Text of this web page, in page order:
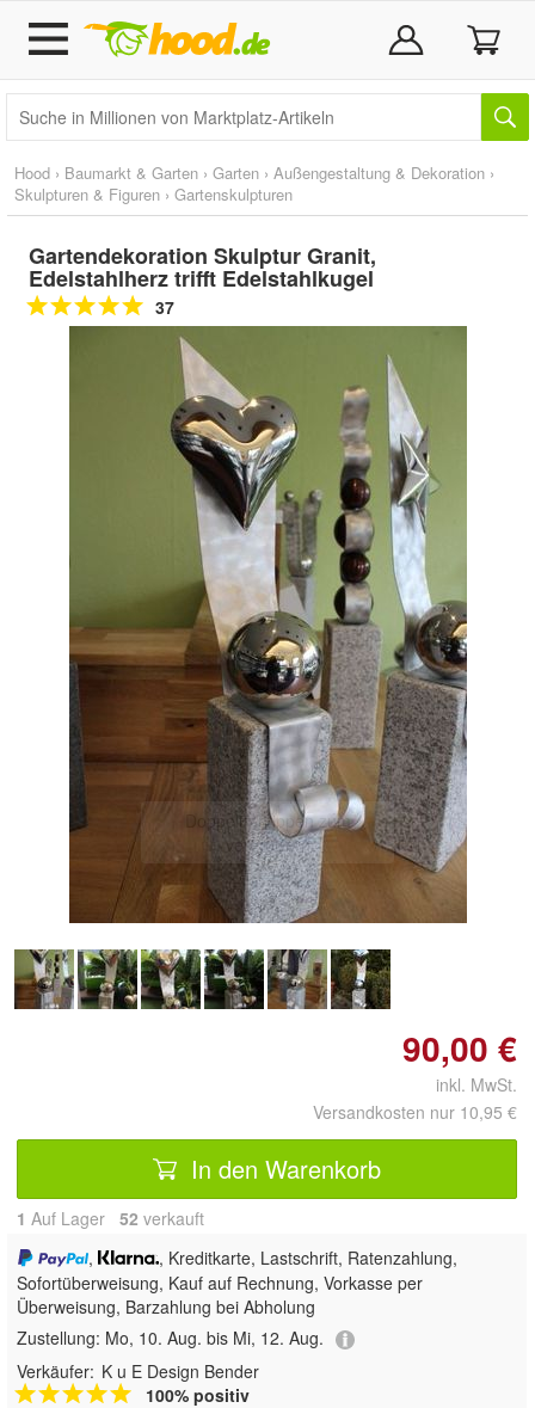
Hood › Baumarkt & Garten › Garten › Außengestaltung & Dekoration ›
Skulpturen & Figuren › Gartenskulpturen
Gartendekoration Skulptur Granit,
Edelstahlherz trifft Edelstahlkugel
37
Doppelt antippen zum
vergrößern
90,00 €
inkl. MwSt.
Versandkosten nur 10,95 €
In den Warenkorb
1 Auf Lager 52 verkauft
,
, Kreditkarte, Lastschrift, Ratenzahlung,
Sofortüberweisung, Kauf auf Rechnung, Vorkasse per
Überweisung, Barzahlung bei Abholung
Zustellung: Mo, 10. Aug. bis Mi, 12. Aug.
Verkäufer: K u E Design Bender
100% positiv